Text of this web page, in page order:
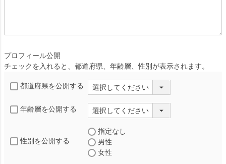
プロフィール公開
チェックを入れると、都道府県、年齢層、性別が表示されます。
都道府県を公開する
年齢層を公開する
性別を公開する
指定なし
男性
女性